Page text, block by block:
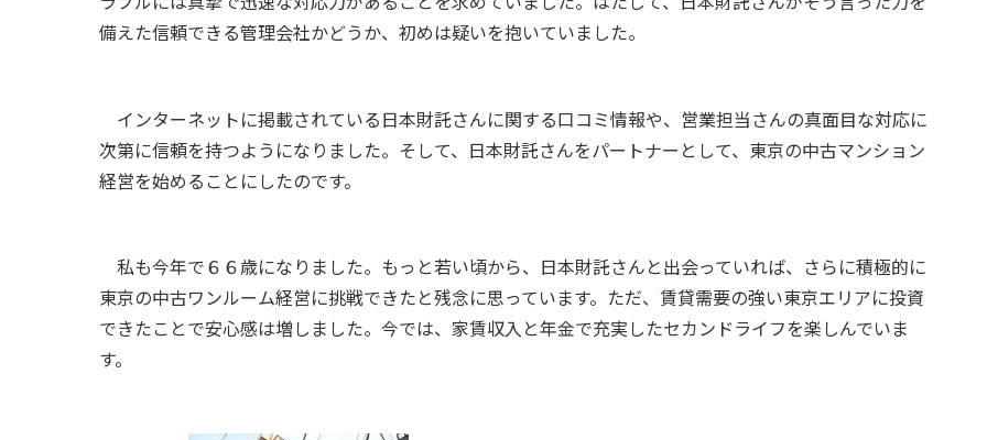
備えた信頼できる管理会社かどうか、初めは疑いを抱いていました。
インターネットに掲載されている日本財託さんに関する口コミ情報や、営業担当さんの真面目な対応に
次第に信頼を持つようになりました。そして、日本財託さんをパートナーとして、東京の中古マンション
経営を始めることにしたのです。
私も今年で６６歳になりました。もっと若い頃から、日本財託さんと出会っていれば、さらに積極的に
東京の中古ワンルーム経営に挑戦できたと残念に思っています。ただ、賃貸需要の強い東京エリアに投資
できたことで安心感は増しました。今では、家賃収入と年金で充実したセカンドライフを楽しんでいま
す。